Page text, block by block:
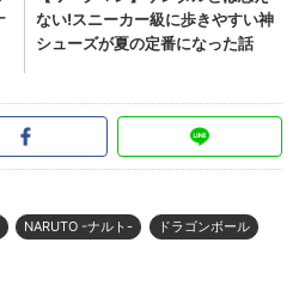
NARUTO -ナルト- ドラゴンボール